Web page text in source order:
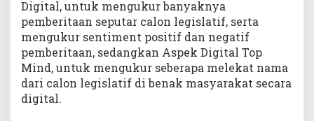
Digital, untuk mengukur banyaknya
pemberitaan seputar calon legislatif, serta
mengukur sentiment positif dan negatif
pemberitaan, sedangkan Aspek Digital Top
Mind, untuk mengukur seberapa melekat nama
dari calon legislatif di benak masyarakat secara
digital.